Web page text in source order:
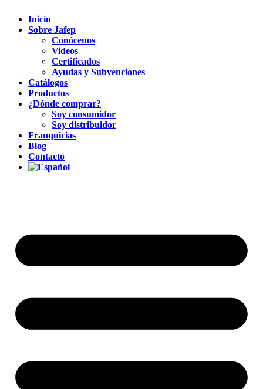
Inicio
Sobre Jafep
Conócenos
Videos
Certificados
Ayudas y Subvenciones
Catálogos
Productos
¿Dónde comprar?
Soy consumidor
Soy distribuidor
Franquicias
Blog
Contacto